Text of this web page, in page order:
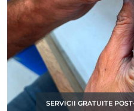
SERVICII GRATUITE